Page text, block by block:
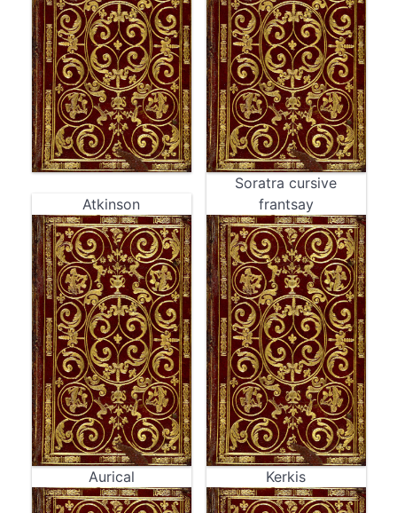
Atkinson
Soratra cursive
frantsay
Aurical Kerkis